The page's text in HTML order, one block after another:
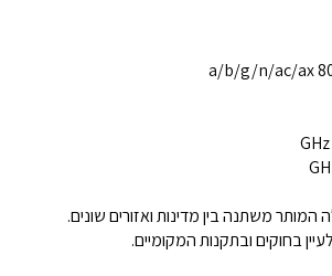
המותר משתנה בין מדינות ואזורים שונים.
בחוקים ובתקנות המקומיים.